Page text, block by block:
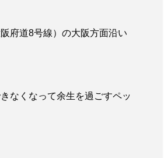
府道8号線）の大阪方面沿い
なくなって余生を過ごすペッ